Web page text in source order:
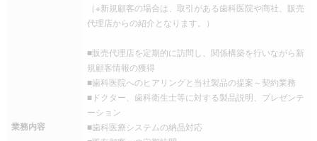
業務内容
（※新規顧客の場合は、取引がある歯科医院や商社、販売
代理店からの紹介となります。）
■販売代理店を定期的に訪問し、関係構築を行いながら新
規顧客情報の獲得
■歯科医院へのヒアリングと当社製品の提案～契約業務
■ドクター、歯科衛生士等に対する製品説明、プレゼンテ
ーション
■歯科医療システムの納品対応